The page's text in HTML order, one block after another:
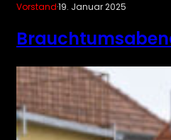
Vorstand·19. Januar 2025